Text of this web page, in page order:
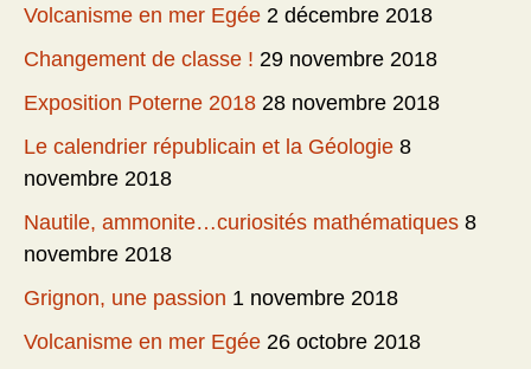
Volcanisme en mer Egée 2 décembre 2018
Changement de classe ! 29 novembre 2018
Exposition Poterne 2018 28 novembre 2018
Le calendrier républicain et la Géologie 8
novembre 2018
Nautile, ammonite…curiosités mathématiques 8
novembre 2018
Grignon, une passion 1 novembre 2018
Volcanisme en mer Egée 26 octobre 2018